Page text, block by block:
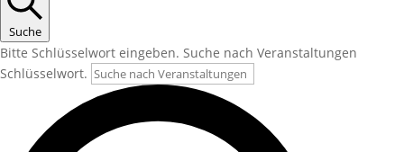
Suche
Bitte Schlüsselwort eingeben. Suche nach Veranstaltungen
Schlüsselwort.